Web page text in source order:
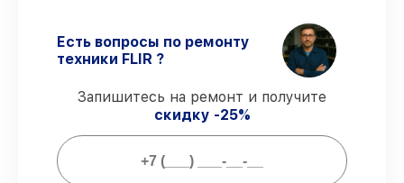
Гарантийное сопровождение – все
ремонтные услуги и комплектующие
защищены сервисной гарантией.
Мы гарантируем:
Есть вопросы по ремонту
техники FLIR ?
Запишитесь на ремонт и получите
скидку -25%